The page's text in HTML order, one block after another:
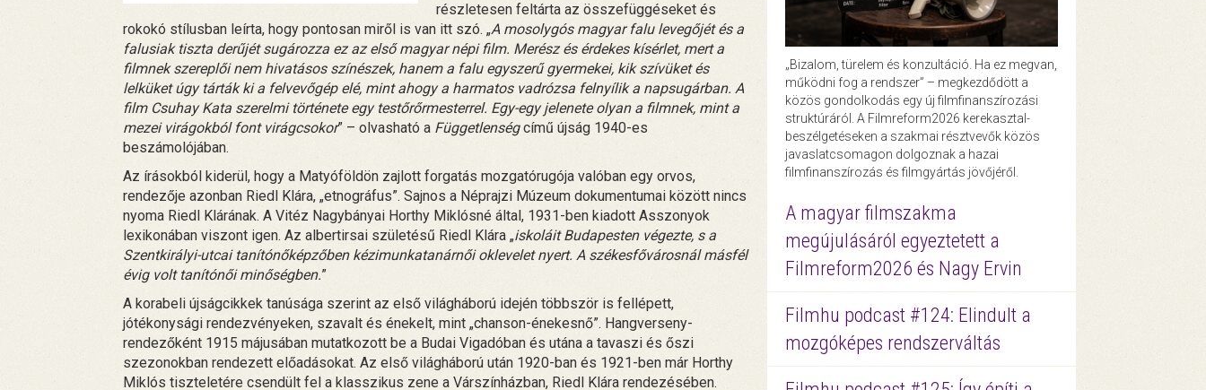
részletesen feltárta az összefüggéseket és
rokokó stílusban leírta, hogy pontosan miről is van itt szó. „A mosolygós magyar falu levegőjét és a
falusiak tiszta derűjét sugározza ez az első magyar népi film. Merész és érdekes kísérlet, mert a
filmnek szereplői nem hivatásos színészek, hanem a falu egyszerű gyermekei, kik szívüket és
lelküket úgy tárták ki a felvevőgép elé, mint ahogy a harmatos vadrózsa felnyílik a napsugárban. A
film Csuhay Kata szerelmi története egy testőrőrmesterrel. Egy-egy jelenete olyan a filmnek, mint a
mezei virágokból font virágcsokor” – olvasható a Függetlenségcímű újság 1940-es
beszámolójában.
Az írásokból kiderül, hogy a Matyóföldön zajlott forgatás mozgatórugója valóban egy orvos,
rendezője azonban Riedl Klára, „etnográfus”. Sajnos a Néprajzi Múzeum dokumentumai között nincs
nyoma Riedl Klárának. A Vitéz Nagybányai Horthy Miklósné által, 1931-ben kiadott Asszonyok
lexikonában viszont igen. Az albertirsai születésű Riedl Klára „iskoláit Budapesten végezte, s a
Szentkirályi-utcai tanítónőképzőben kézimunkatanárnői oklevelet nyert. A székesfővárosnál másfél
évig volt tanítónői minőségben.”
A korabeli újságcikkek tanúsága szerint az első világháború idején többször is fellépett,
jótékonysági rendezvényeken, szavalt és énekelt, mint „chanson-énekesnő”. Hangverseny-
rendezőként 1915 májusában mutatkozott be a Budai Vigadóban és utána a tavaszi és őszi
szezonokban rendezett előadásokat. Az első világháború után 1920-ban és 1921-ben már Horthy
Miklós tiszteletére csendült fel a klasszikus zene a Várszínházban, Riedl Klára rendezésében.
„Bizalom, türelem és konzultáció. Ha ez megvan,
működni fog a rendszer” – megkezdődött a
közös gondolkodás egy új filmfinanszírozási
struktúráról. A Filmreform2026 kerekasztal-
beszélgetéseken a szakmai résztvevők közös
javaslatcsomagon dolgoznak a hazai
filmfinanszírozás és filmgyártás jövőjéről.
A magyar filmszakma
megújulásáról egyeztetett a
Filmreform2026 és Nagy Ervin
Filmhu podcast #124: Elindult a
mozgóképes rendszerváltás